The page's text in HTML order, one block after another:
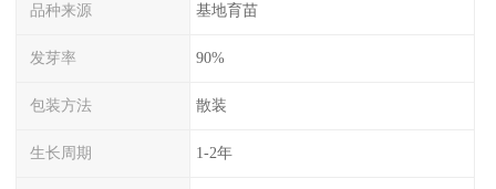
品种来源 基地育苗
发芽率 90%
包装方法 散装
生长周期 1-2年